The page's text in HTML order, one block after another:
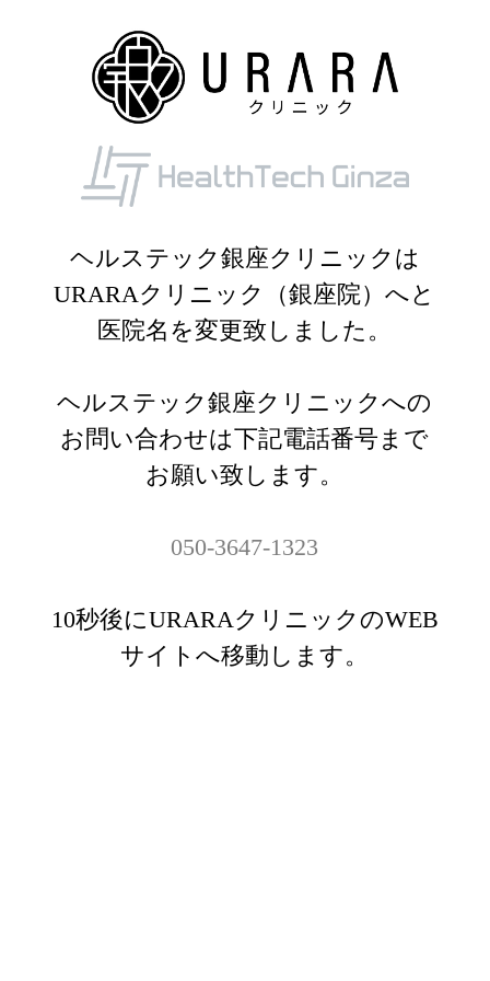
ヘルステック銀座クリニックは
URARAクリニック（銀座院）へと
医院名を変更致しました。
ヘルステック銀座クリニックへの
お問い合わせは下記電話番号まで
お願い致します。
050-3647-1323
10秒後にURARAクリニックのWEB
サイトへ移動します。